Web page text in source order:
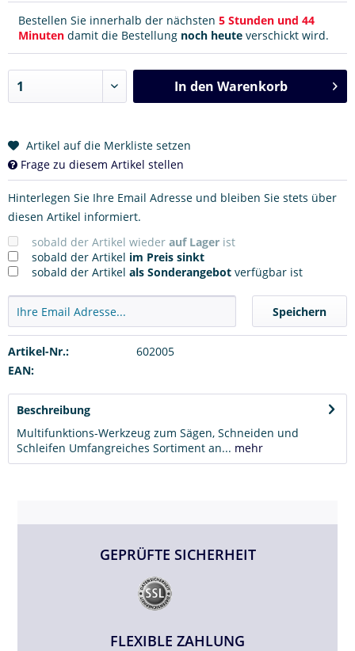
Bestellen Sie innerhalb der nächsten 5 Stunden und 44
Minuten damit die Bestellung noch heute verschickt wird.
In den Warenkorb
Artikel auf die Merkliste setzen
Frage zu diesem Artikel stellen
Hinterlegen Sie Ihre Email Adresse und bleiben Sie stets über
diesen Artikel informiert.
sobald der Artikel wieder auf Lager ist
sobald der Artikel im Preis sinkt
sobald der Artikel als Sonderangebot verfügbar ist
Speichern
Artikel-Nr.:
602005
EAN:
Beschreibung
Multifunktions-Werkzeug zum Sägen, Schneiden und
Schleifen Umfangreiches Sortiment an... mehr
GEPRÜFTE SICHERHEIT
FLEXIBLE ZAHLUNG